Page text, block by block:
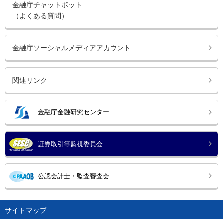
金融庁チャットボット
（よくある質問）
金融庁ソーシャルメディアアカウント
関連リンク
金融庁金融研究センター
証券取引等監視委員会
公認会計士・監査審査会
サイトマップ